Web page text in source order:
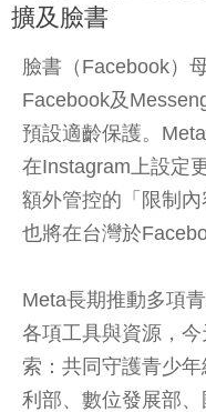
擴及臉書
臉書（Facebook）
Facebook及
預設適齡保護。
在Instagram上設定
額外管控的「限制
也將在台灣於
Meta長期推動多項
各項工具與資源，
索：共同守護青少
利部、數位發展部